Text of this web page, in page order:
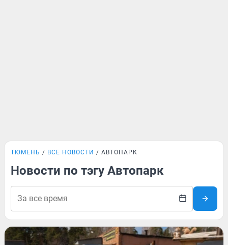
ТЮМЕНЬ ВСЕ НОВОСТИ АВТОПАРК
Новости по тэгу Автопарк